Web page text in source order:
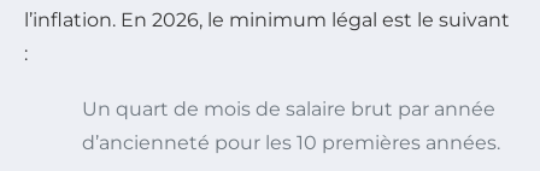
l’inflation. En 2026, le minimum légal est le suivant
:
Un quart de mois de salaire brut par année
d’ancienneté pour les 10 premières années.